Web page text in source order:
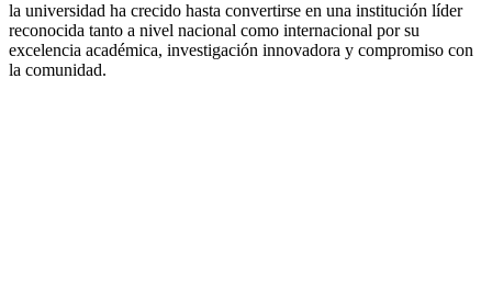
la universidad ha crecido hasta convertirse en una institución líder
reconocida tanto a nivel nacional como internacional por su
excelencia académica, investigación innovadora y compromiso con
la comunidad.